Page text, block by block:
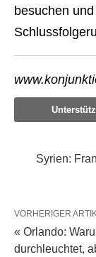
besuchen
Syrien:
VORHERIGER
« Orlando:
durchleuchtet,